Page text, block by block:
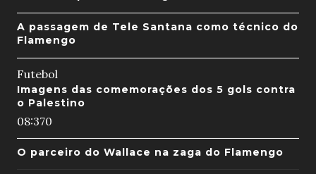
A passagem de Tele Santana como técnico do
Flamengo
Futebol
Imagens das comemorações dos 5 gols contra
o Palestino
08:370
O parceiro do Wallace na zaga do Flamengo